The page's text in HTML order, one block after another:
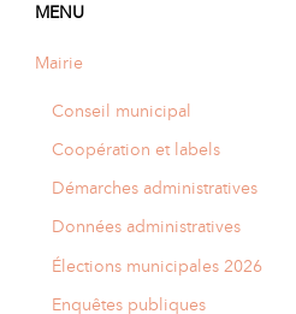
MENU
Mairie
Conseil municipal
Coopération et labels
Démarches administratives
Données administratives
Élections municipales 2026
Enquêtes publiques